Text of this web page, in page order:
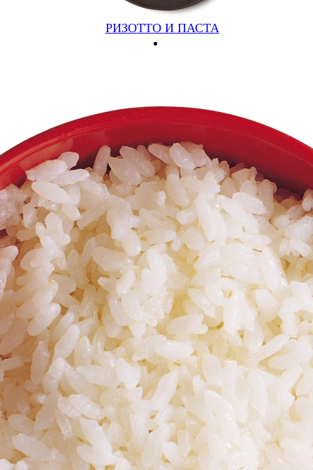
РИЗОТТО И ПАСТА
Шаурма тортилья
(280/60, тортилья, курица, капуста,морковь, огурец
маринованный, томат, лук, соус)
200 руб.
Подробнее
Купить
Шаурма мясная
(370/120, тортилья, курица, капуста, морковь, огурец
маринованный, томат, лук, соус)
260 руб.
Подробнее
Купить